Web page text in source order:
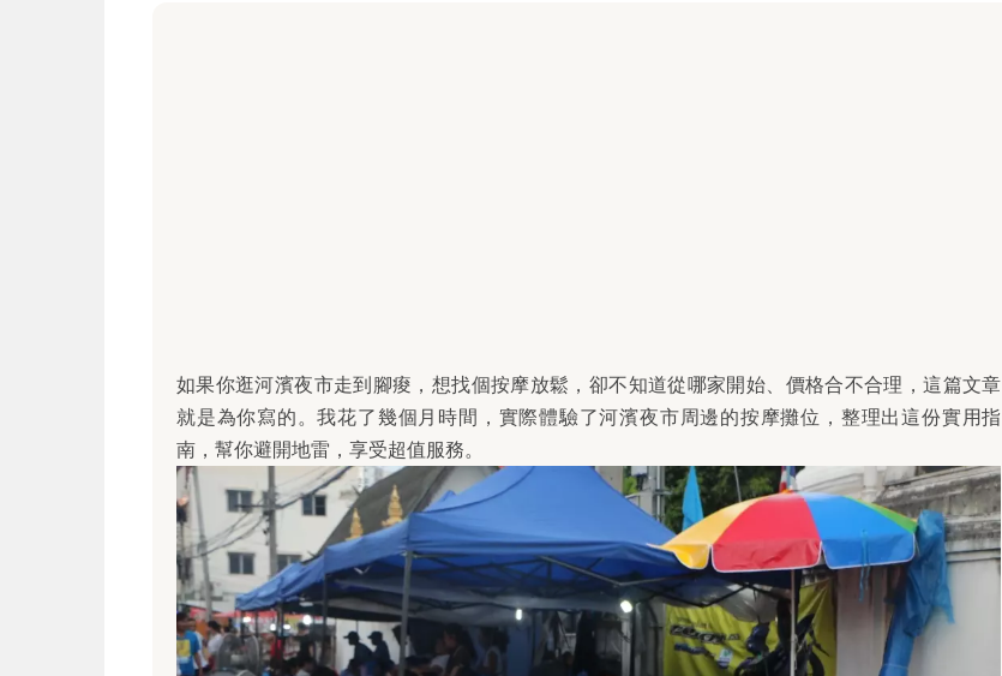
如果你逛河濱夜市走到腳痠，想找個按摩放鬆，卻不知道從哪家開始、價格合不合理，這篇文章
就是為你寫的。我花了幾個月時間，實際體驗了河濱夜市周邊的按摩攤位，整理出這份實用指
南，幫你避開地雷，享受超值服務。